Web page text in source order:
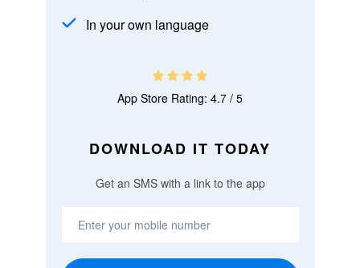
In your own language
App Store Rating: 4.7 / 5
DOWNLOAD IT TODAY
Get an SMS with a link to the app